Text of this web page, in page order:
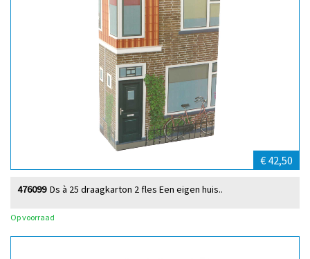
€ 42,50
Ds à 25 draagkarton 2 fles Een eigen huis..
476099
Op voorraad